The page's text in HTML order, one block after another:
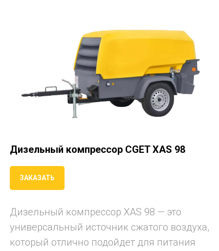
Дизельный компрессор CGET XAS 98
ЗАКАЗАТЬ
Дизельный компрессор XAS 98 — это
универсальный источник сжатого воздуха,
который отлично подойдет для питания